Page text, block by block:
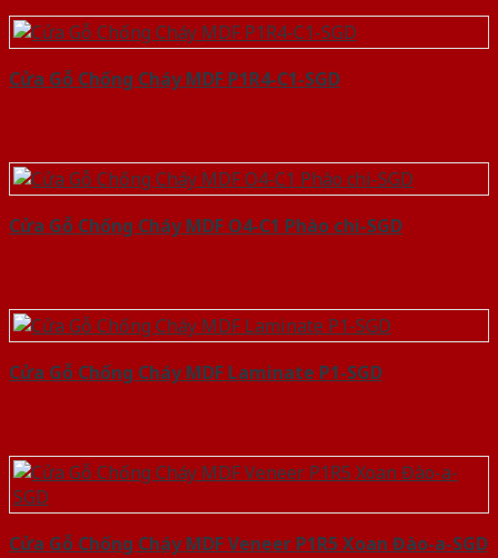
Cửa Gỗ Chống Cháy MDF P1R4-C1-SGD
Cửa Gỗ Chống Cháy MDF O4-C1 Phào chi-SGD
Cửa Gỗ Chống Cháy MDF Laminate P1-SGD
Cửa Gỗ Chống Cháy MDF Veneer P1R5 Xoan Đào-a-SGD